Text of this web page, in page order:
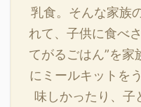
牛乳150ml、ホワイトソ
ースを加えて、よく混ぜ
乳食。そんな家族
れて、子供に食べ
てがるごはん”を家
にミールキットを
味しかったり、子